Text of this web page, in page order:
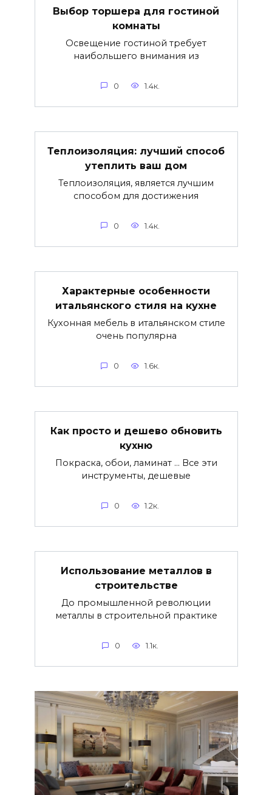
Выбор торшера для гостиной
комнаты
Освещение гостиной требует
наибольшего внимания из
0 1.4к.
Теплоизоляция: лучший способ
утеплить ваш дом
Теплоизоляция, является лучшим
способом для достижения
0 1.4к.
Характерные особенности
итальянского стиля на кухне
Кухонная мебель в итальянском стиле
очень популярна
0 1.6к.
Как просто и дешево обновить
кухню
Покраска, обои, ламинат … Все эти
инструменты, дешевые
0 1.2к.
Использование металлов в
строительстве
До промышленной революции
металлы в строительной практике
0 1.1к.